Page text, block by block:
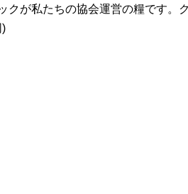
クが私たちの協会運営の糧です。
)